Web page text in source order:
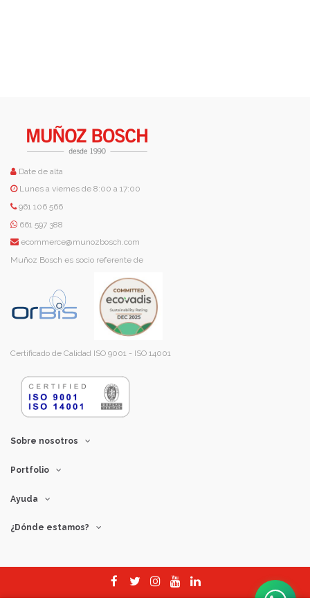
Date de alta
Lunes a viernes de 8:00 a 17:00
961 106 566
661 597 388
ecommerce@munozbosch.com
Muñoz Bosch es socio referente de
Certificado de Calidad ISO 9001 - ISO 14001
Sobre nosotros
Portfolio
Ayuda
¿Dónde estamos?